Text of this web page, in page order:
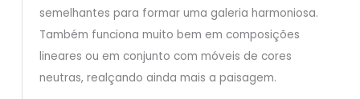
semelhantes para formar uma galeria harmoniosa.
Também funciona muito bem em composições
lineares ou em conjunto com móveis de cores
neutras, realçando ainda mais a paisagem.